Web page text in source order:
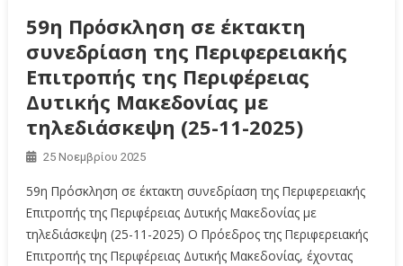
59η Πρόσκληση σε έκτακτη
συνεδρίαση της Περιφερειακής
Επιτροπής της Περιφέρειας
Δυτικής Μακεδονίας με
τηλεδιάσκεψη (25-11-2025)
25 Νοεμβρίου 2025
59η Πρόσκληση σε έκτακτη συνεδρίαση της Περιφερειακής
Επιτροπής της Περιφέρειας Δυτικής Μακεδονίας με
τηλεδιάσκεψη (25-11-2025) Ο Πρόεδρος της Περιφερειακής
Επιτροπής της Περιφέρειας Δυτικής Μακεδονίας, έχοντας